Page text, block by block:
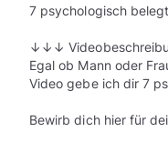
7 psychologisch
↓↓↓
Egal ob Mann oder
Video gebe ich dir 7
Bewirb dich hier für